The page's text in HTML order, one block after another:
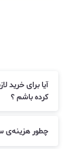
آیا برای
کرده باشم ؟
چطور هزینه‌ی